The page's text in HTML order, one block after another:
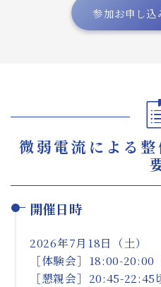
参加お申し込
微弱電流による
開催日時
2026年7月18日（土）
［体験会］18:00-20:00
［懇親会］20:45-22:45